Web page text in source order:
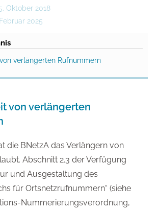
Oktober 2018
2025
verlängerten Rufnummern
von verlängerten
die BNetzA das Verlängern von
Abschnitt 2.3 der Verfügung
und Ausgestaltung des
für Ortsnetzrufnummern“ (siehe
Nummerierungsverordnung,